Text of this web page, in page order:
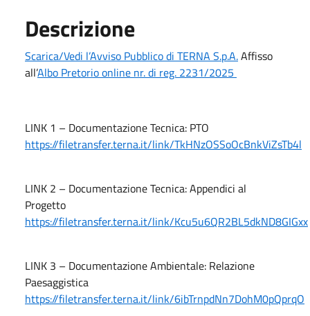
Descrizione
Scarica/Vedi l’Avviso Pubblico di TERNA S.p.A.Affisso
all’Albo Pretorio online nr. di reg. 2231/2025
LINK 1 – Documentazione Tecnica: PTO
https://filetransfer.terna.it/link/TkHNzOSSoOcBnkViZsTb4l
LINK 2 – Documentazione Tecnica: Appendici al
Progetto
https://filetransfer.terna.it/link/Kcu5u6QR2BL5dkND8GIGxx
LINK 3 – Documentazione Ambientale: Relazione
Paesaggistica
https://filetransfer.terna.it/link/6ibTrnpdNn7DohM0pQprqO